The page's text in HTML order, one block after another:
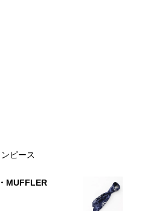
ピース
MUFFLER